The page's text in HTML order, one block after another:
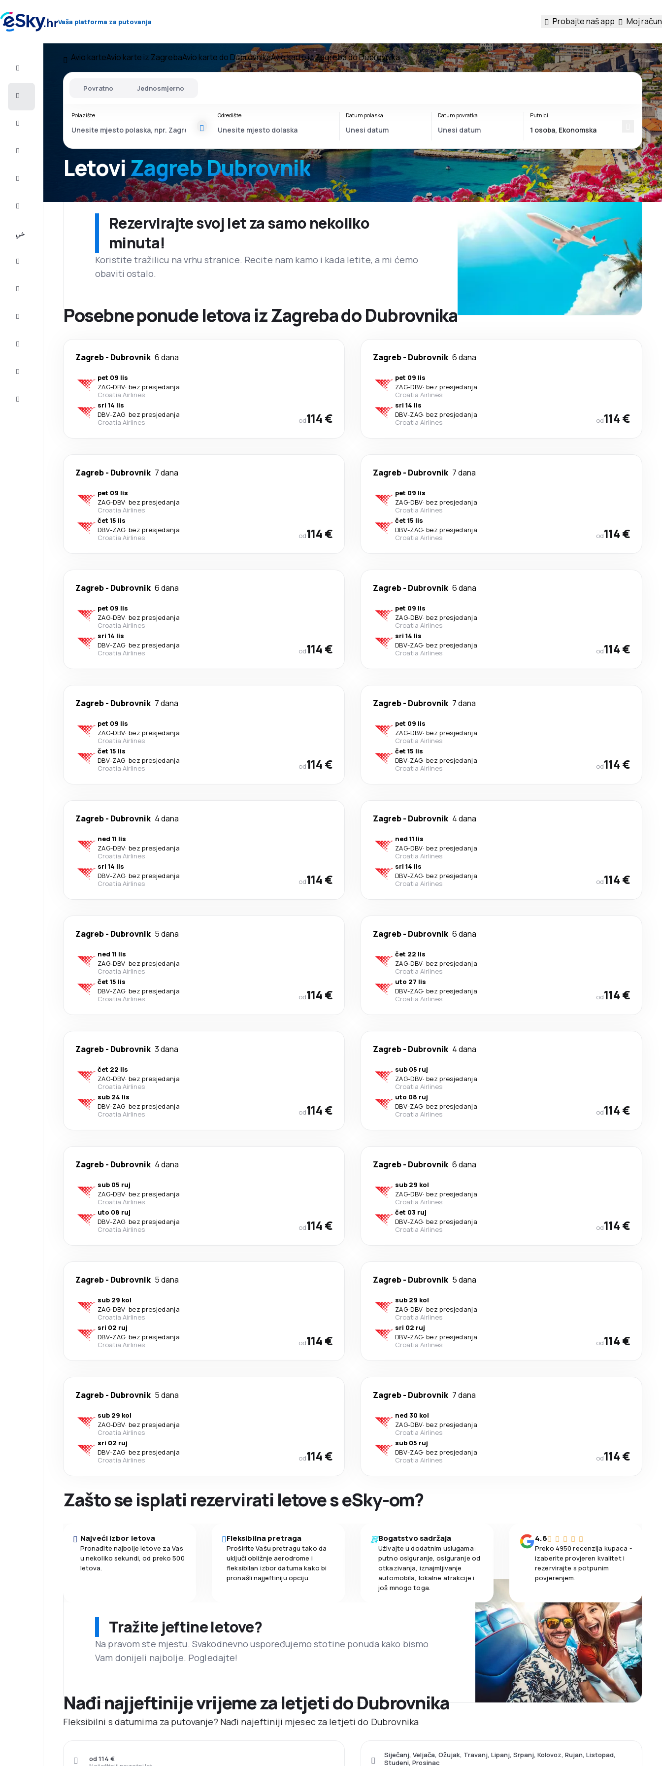
Vaša platforma za putovanja Probajte naš app Moj račun
Avio karteAvio karte iz ZagrebaAvio karte do DubrovnikaAvio karte iz Zagreba do Dubrovnika
Letovi Zagreb Dubrovnik
Povratno Jednosmjerno
Polazište Odredište Datum polaska Datum povratka Putnici
Rezervirajte svoj let za samo nekoliko
minuta!
Koristite tražilicu na vrhu stranice. Recite nam kamo i kada letite, a mi ćemo
obaviti ostalo.
Posebne ponude letova iz Zagreba do Dubrovnika
Zagreb- Dubrovnik 6 dana
pet 09 lis
ZAG-DBV· bez presjedanja
Croatia Airlines
sri 14 lis
DBV-ZAG· bez presjedanja
Croatia Airlines
od114 €
Zagreb- Dubrovnik 6 dana
pet 09 lis
ZAG-DBV· bez presjedanja
Croatia Airlines
sri 14 lis
DBV-ZAG· bez presjedanja
Croatia Airlines
od114 €
Zagreb- Dubrovnik 7 dana
pet 09 lis
ZAG-DBV· bez presjedanja
Croatia Airlines
čet 15 lis
DBV-ZAG· bez presjedanja
Croatia Airlines
od114 €
Zagreb- Dubrovnik 7 dana
pet 09 lis
ZAG-DBV· bez presjedanja
Croatia Airlines
čet 15 lis
DBV-ZAG· bez presjedanja
Croatia Airlines
od114 €
Zagreb- Dubrovnik 6 dana
pet 09 lis
ZAG-DBV· bez presjedanja
Croatia Airlines
sri 14 lis
DBV-ZAG· bez presjedanja
Croatia Airlines
od114 €
Zagreb- Dubrovnik 6 dana
pet 09 lis
ZAG-DBV· bez presjedanja
Croatia Airlines
sri 14 lis
DBV-ZAG· bez presjedanja
Croatia Airlines
od114 €
Zagreb- Dubrovnik 7 dana
pet 09 lis
ZAG-DBV· bez presjedanja
Croatia Airlines
čet 15 lis
DBV-ZAG· bez presjedanja
Croatia Airlines
od114 €
Zagreb- Dubrovnik 7 dana
pet 09 lis
ZAG-DBV· bez presjedanja
Croatia Airlines
čet 15 lis
DBV-ZAG· bez presjedanja
Croatia Airlines
od114 €
Zagreb- Dubrovnik 4 dana
ned 11 lis
ZAG-DBV· bez presjedanja
Croatia Airlines
sri 14 lis
DBV-ZAG· bez presjedanja
Croatia Airlines
od114 €
Zagreb- Dubrovnik 4 dana
ned 11 lis
ZAG-DBV· bez presjedanja
Croatia Airlines
sri 14 lis
DBV-ZAG· bez presjedanja
Croatia Airlines
od114 €
Zagreb- Dubrovnik 5 dana
ned 11 lis
ZAG-DBV· bez presjedanja
Croatia Airlines
čet 15 lis
DBV-ZAG· bez presjedanja
Croatia Airlines
od114 €
Zagreb- Dubrovnik 6 dana
čet 22 lis
ZAG-DBV· bez presjedanja
Croatia Airlines
uto 27 lis
DBV-ZAG· bez presjedanja
Croatia Airlines
od114 €
Zagreb- Dubrovnik 3 dana
čet 22 lis
ZAG-DBV· bez presjedanja
Croatia Airlines
sub 24 lis
DBV-ZAG· bez presjedanja
Croatia Airlines
od114 €
Zagreb- Dubrovnik 4 dana
sub 05 ruj
ZAG-DBV· bez presjedanja
Croatia Airlines
uto 08 ruj
DBV-ZAG· bez presjedanja
Croatia Airlines
od114 €
Zagreb- Dubrovnik 4 dana
sub 05 ruj
ZAG-DBV· bez presjedanja
Croatia Airlines
uto 08 ruj
DBV-ZAG· bez presjedanja
Croatia Airlines
od114 €
Zagreb- Dubrovnik 6 dana
sub 29 kol
ZAG-DBV· bez presjedanja
Croatia Airlines
čet 03 ruj
DBV-ZAG· bez presjedanja
Croatia Airlines
od114 €
Zagreb- Dubrovnik 5 dana
sub 29 kol
ZAG-DBV· bez presjedanja
Croatia Airlines
sri 02 ruj
DBV-ZAG· bez presjedanja
Croatia Airlines
od114 €
Zagreb- Dubrovnik 5 dana
sub 29 kol
ZAG-DBV· bez presjedanja
Croatia Airlines
sri 02 ruj
DBV-ZAG· bez presjedanja
Croatia Airlines
od114 €
Zagreb- Dubrovnik 5 dana
sub 29 kol
ZAG-DBV· bez presjedanja
Croatia Airlines
sri 02 ruj
DBV-ZAG· bez presjedanja
Croatia Airlines
od114 €
Zagreb- Dubrovnik 7 dana
ned 30 kol
ZAG-DBV· bez presjedanja
Croatia Airlines
sub 05 ruj
DBV-ZAG· bez presjedanja
Croatia Airlines
od114 €
Zašto se isplati rezervirati letove s eSky-om?
Najveći izbor letova
Pronađite najbolje letove za Vas
u nekoliko sekundi, od preko 500
letova.
Fleksibilna pretraga
Proširite Vašu pretragu tako da
uključi obližnje aerodrome i
fleksibilan izbor datuma kako bi
pronašli najjeftiniju opciju.
Bogatstvo sadržaja
Uživajte u dodatnim uslugama:
putno osiguranje, osiguranje od
otkazivanja, iznajmljivanje
automobila, lokalne atrakcije i
još mnogo toga.
4.6
Preko 4950 recenzija kupaca -
izaberite provjeren kvalitet i
rezervirajte s potpunim
povjerenjem.
Tražite jeftine letove?
Na pravom ste mjestu. Svakodnevno uspoređujemo stotine ponuda kako bismo
Vam donijeli najbolje. Pogledajte!
Nađi najjeftinije vrijeme za letjeti do Dubrovnika
Fleksibilni s datumima za putovanje? Nađi najeftiniji mjesec za letjeti do Dubrovnika
od 114 €
Siječanj, Veljača, Ožujak, Travanj, Lipanj, Srpanj, Kolovoz, Rujan, Listopad,
Studeni, Prosinac